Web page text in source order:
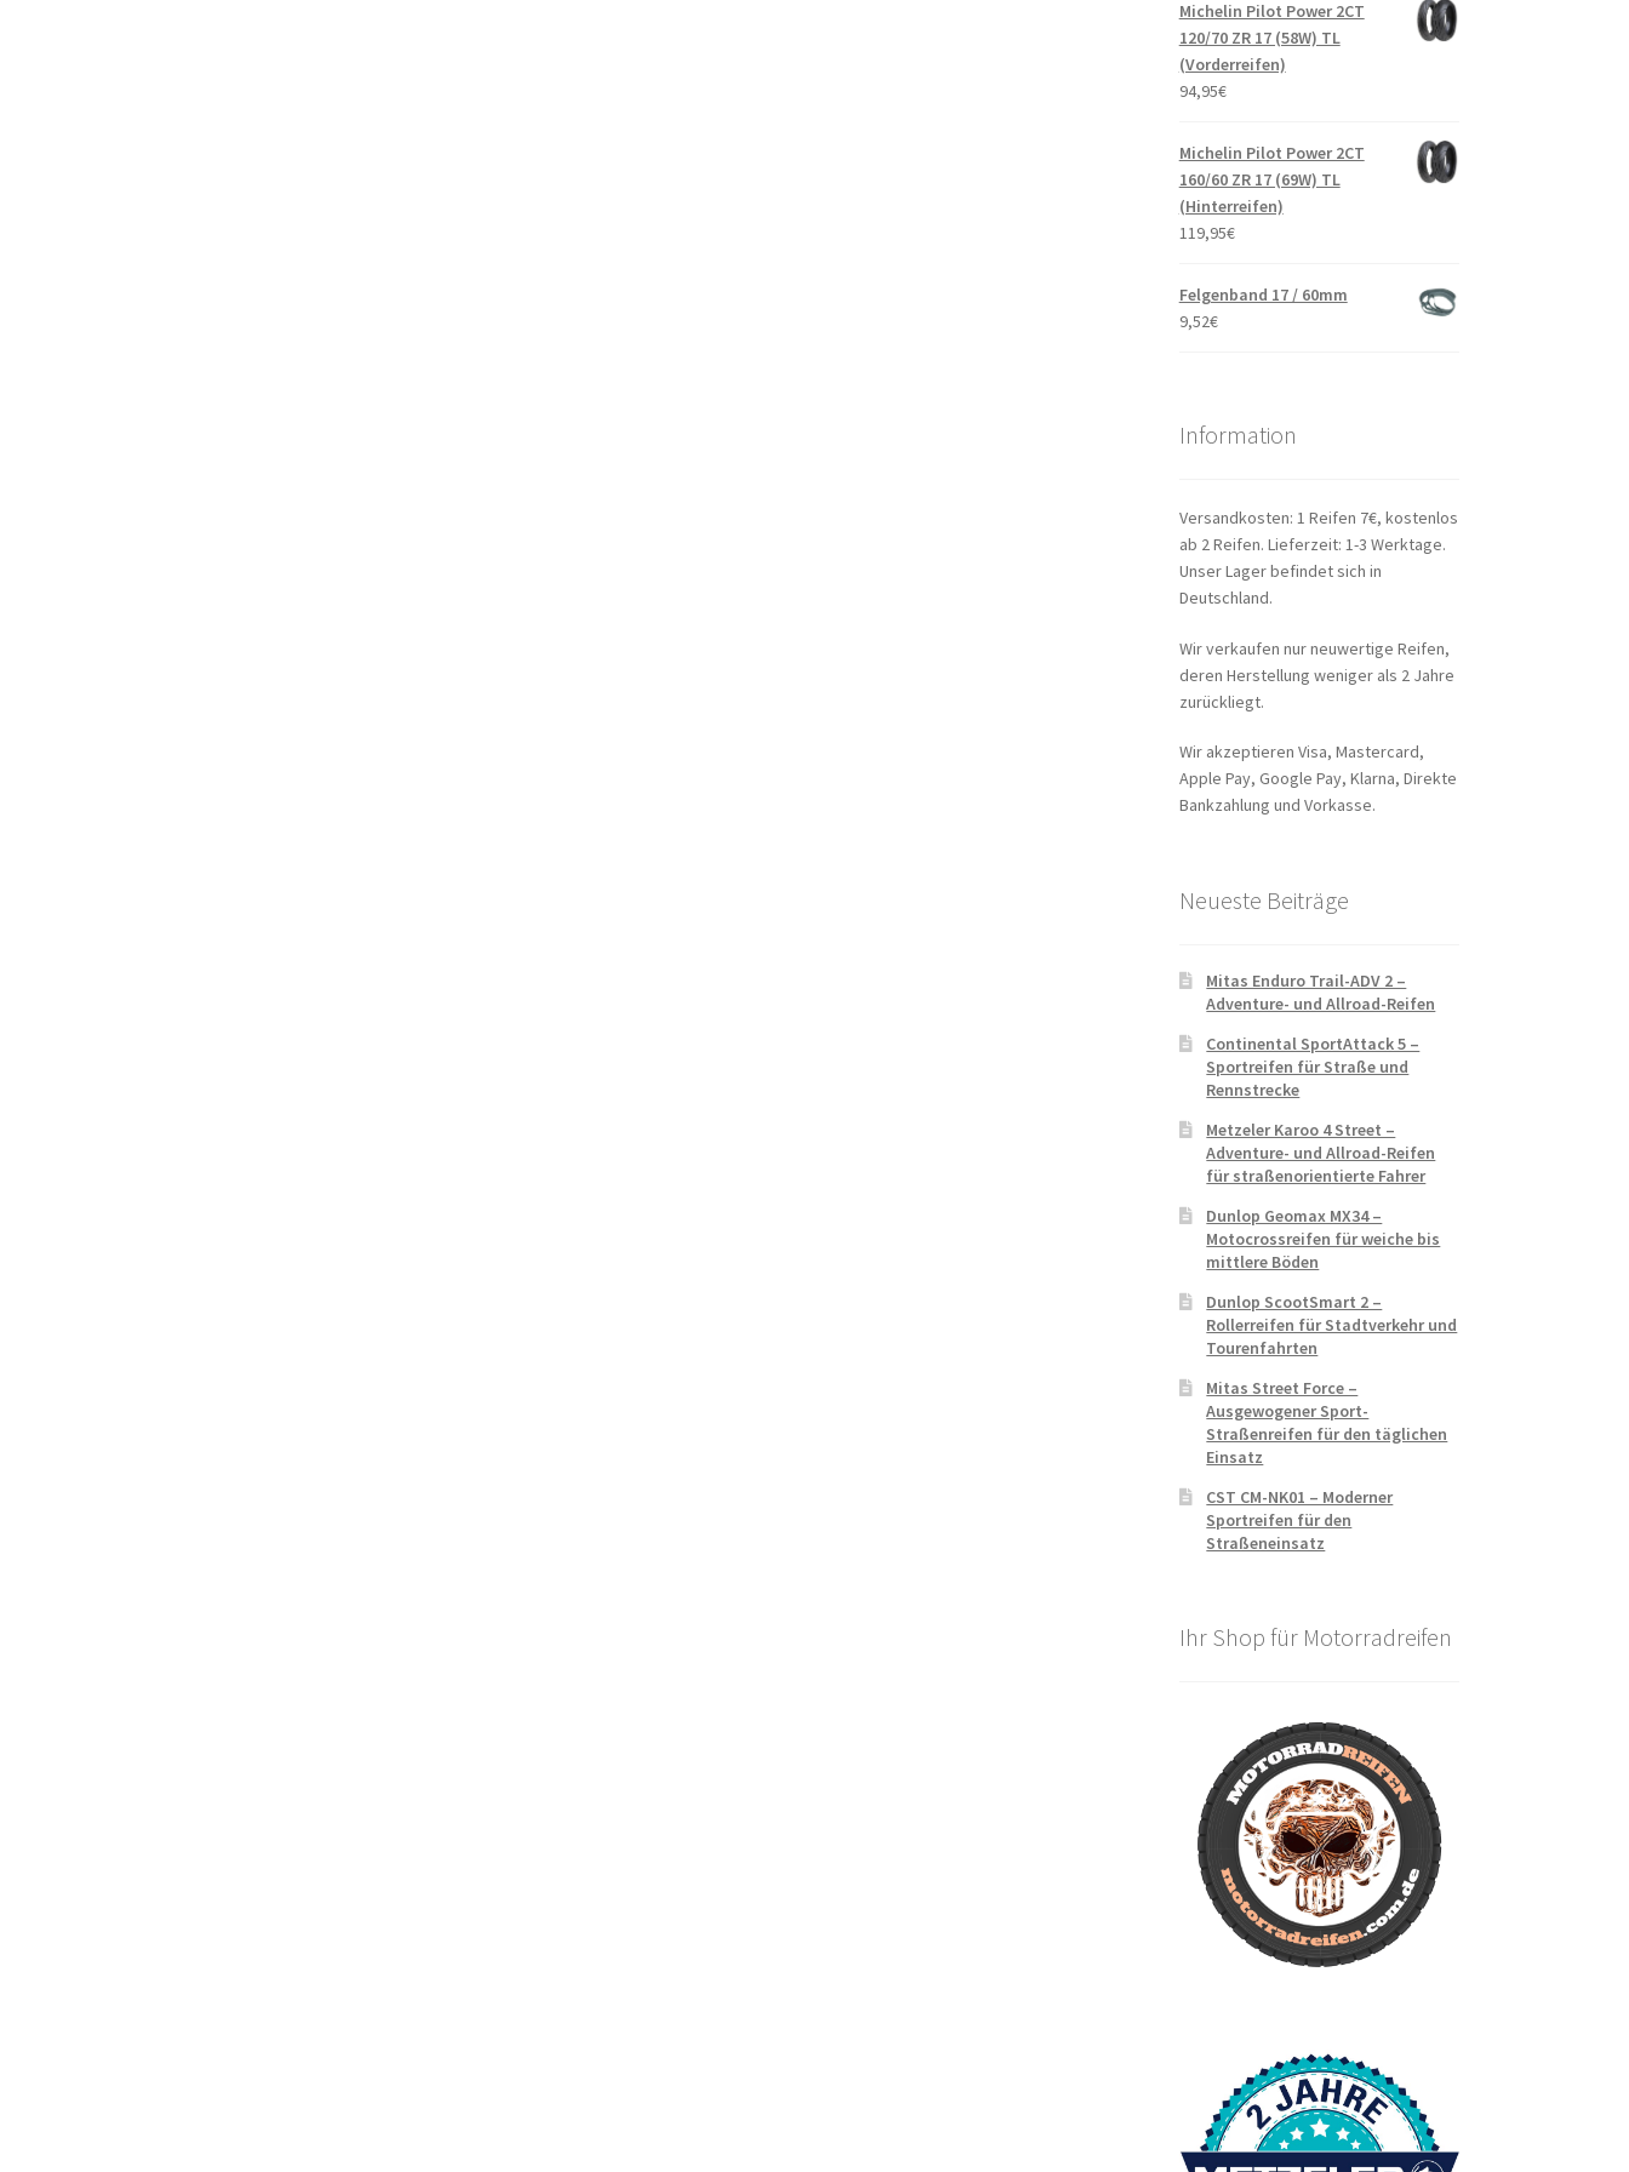
Michelin Pilot Power 2CT
120/70 ZR 17 (58W) TL
(Vorderreifen)
94,95€
Michelin Pilot Power 2CT
160/60 ZR 17 (69W) TL
(Hinterreifen)
119,95€
Felgenband 17 / 60mm
9,52€
Information
Versandkosten: 1 Reifen 7€, kostenlos
ab 2 Reifen. Lieferzeit: 1-3 Werktage.
Unser Lager befindet sich in
Deutschland.
Wir verkaufen nur neuwertige Reifen,
deren Herstellung weniger als 2 Jahre
zurückliegt.
Wir akzeptieren Visa, Mastercard,
Apple Pay, Google Pay, Klarna, Direkte
Bankzahlung und Vorkasse.
Neueste Beiträge
Mitas Enduro Trail-ADV 2 –
Adventure- und Allroad-Reifen
Continental SportAttack 5 –
Sportreifen für Straße und
Rennstrecke
Metzeler Karoo 4 Street –
Adventure- und Allroad-Reifen
für straßenorientierte Fahrer
Dunlop Geomax MX34 –
Motocrossreifen für weiche bis
mittlere Böden
Dunlop ScootSmart 2 –
Rollerreifen für Stadtverkehr und
Tourenfahrten
Mitas Street Force –
Ausgewogener Sport-
Straßenreifen für den täglichen
Einsatz
CST CM-NK01 – Moderner
Sportreifen für den
Straßeneinsatz
Ihr Shop für Motorradreifen